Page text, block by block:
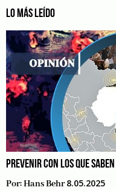
LO MÁS LEÍDO
PREVENIR CON LOS QUE SABEN
Por:Hans Behr 8.05.2025